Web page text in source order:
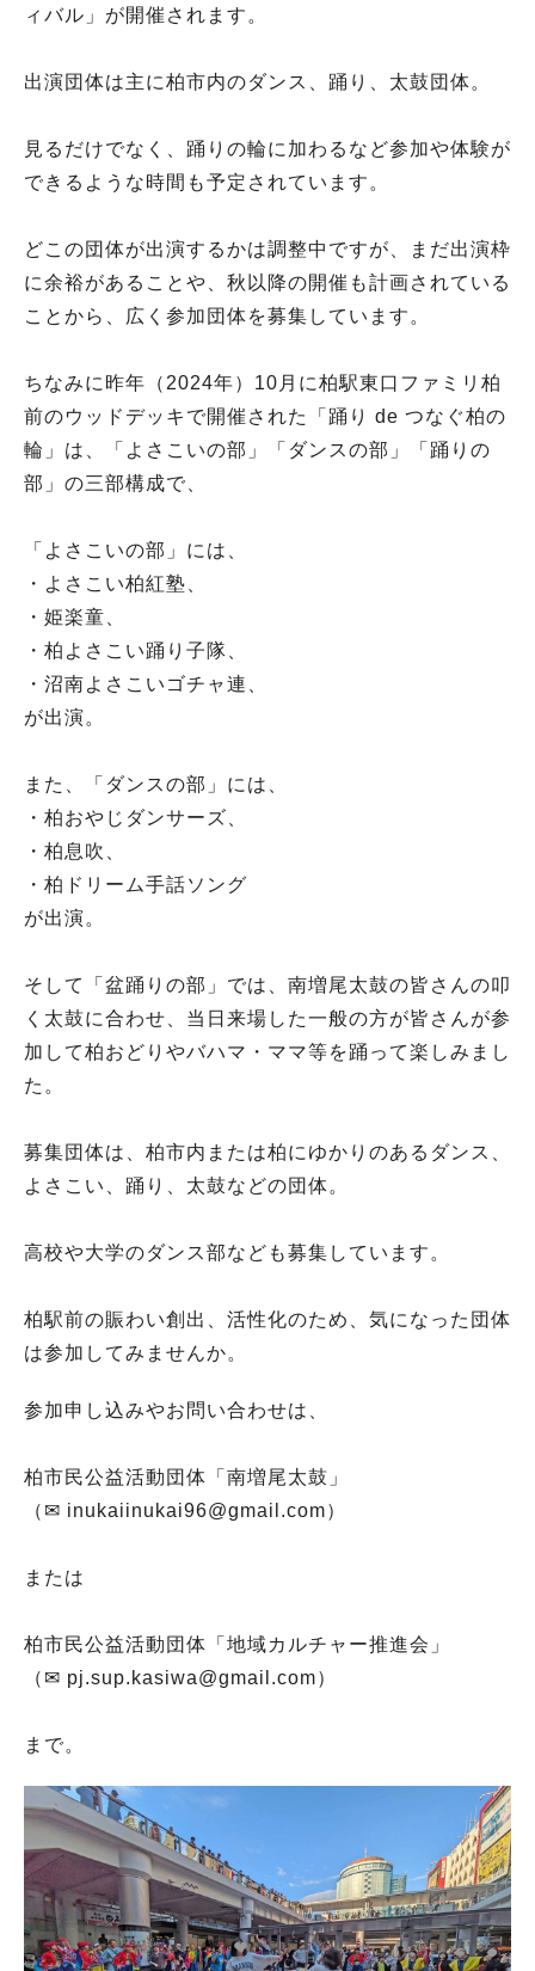
ィバル」が開催されます。
出演団体は主に柏市内のダンス、踊り、太鼓団体。
見るだけでなく、踊りの輪に加わるなど参加や体験が
できるような時間も予定されています。
どこの団体が出演するかは調整中ですが、まだ出演枠
に余裕があることや、秋以降の開催も計画されている
ことから、広く参加団体を募集しています。
ちなみに昨年（2024年）10月に柏駅東口ファミリ柏
前のウッドデッキで開催された「踊り de つなぐ柏の
輪」は、「よさこいの部」「ダンスの部」「踊りの
部」の三部構成で、
「よさこいの部」には、
・よさこい柏紅塾、
・姫楽童、
・柏よさこい踊り子隊、
・沼南よさこいゴチャ連、
が出演。
また、「ダンスの部」には、
・柏おやじダンサーズ、
・柏息吹、
・柏ドリーム手話ソング
が出演。
そして「盆踊りの部」では、南増尾太鼓の皆さんの叩
く太鼓に合わせ、当日来場した一般の方が皆さんが参
加して柏おどりやバハマ・ママ等を踊って楽しみまし
た。
募集団体は、柏市内または柏にゆかりのあるダンス、
よさこい、踊り、太鼓などの団体。
高校や大学のダンス部なども募集しています。
柏駅前の賑わい創出、活性化のため、気になった団体
は参加してみませんか。
参加申し込みやお問い合わせは、
柏市民公益活動団体「南増尾太鼓」
（✉ inukaiinukai96@gmail.com）
または
柏市民公益活動団体「地域カルチャー推進会」
（✉ pj.sup.kasiwa@gmail.com）
まで。